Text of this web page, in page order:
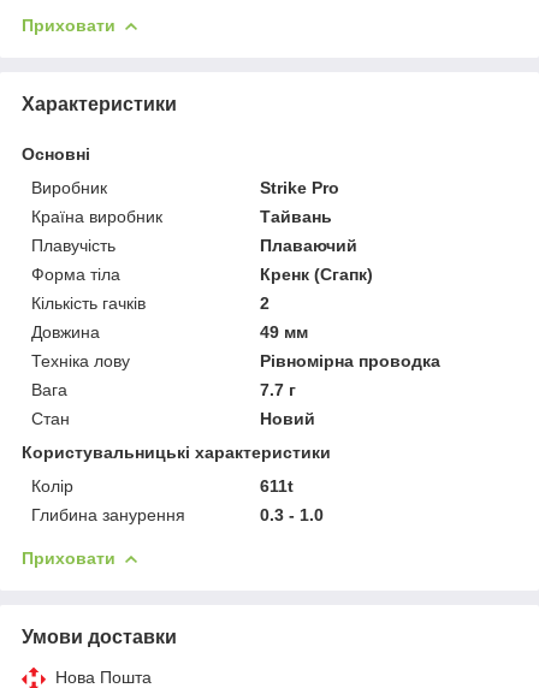
Приховати
Характеристики
Основні
Виробник
Strike Pro
Країна виробник
Тайвань
Плавучість
Плаваючий
Форма тіла
Кренк (Сгапк)
Кількість гачків
2
Довжина
49 мм
Техніка лову
Рівномірна проводка
Вага
7.7 г
Стан
Новий
Користувальницькі характеристики
Колір
611t
Глибина занурення
0.3 - 1.0
Приховати
Умови доставки
Нова Пошта